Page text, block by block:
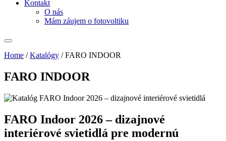
Kontakt
O nás
Mám záujem o fotovoltiku
Home /Katalógy /FARO INDOOR
FARO INDOOR
FARO Indoor 2026 – dizajnové
interiérové svietidlá pre modernú